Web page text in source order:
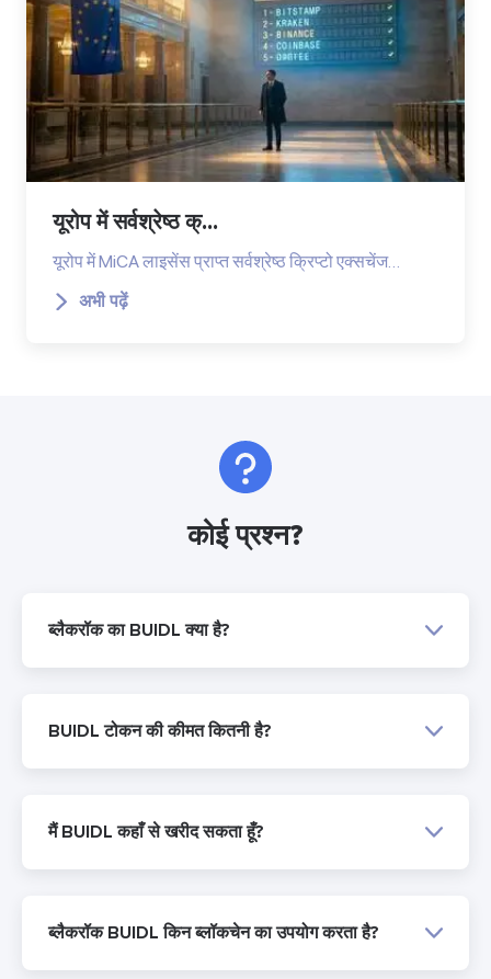
यूरोप में सर्वश्रेष्ठ क्...
यूरोप में MiCA लाइसेंस प्राप्त सर्वश्रेष्ठ क्रिप्टो एक्सचेंज…
अभी पढ़ें
कोई प्रश्न?
ब्लैकरॉक का BUIDL क्या है?
BUIDL टोकन की कीमत कितनी है?
मैं BUIDL कहाँ से खरीद सकता हूँ?
ब्लैकरॉक BUIDL किन ब्लॉकचेन का उपयोग करता है?